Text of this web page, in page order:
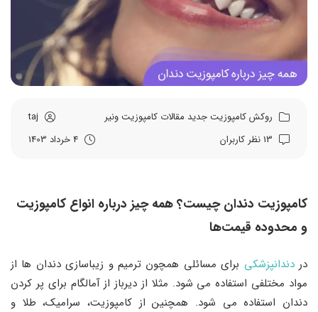
روکش کامپوزیتجدید مقالات کامپوزیتونیر
taj
کامپوزیت دندان چیست؟ همه چیز درباره انواع کامپوزیت
و محدوده قیمت‌ها
دردندانپزشکی برای مسائلی همچون ترمیم و زیباسازی دندان ها از
مواد مختلفی استفاده می شود. مثلا از دیرباز از آمالگام برای پر کردن
دندان استفاده می شود. همچنین از کامپوزیت، سرامیک، طلا و